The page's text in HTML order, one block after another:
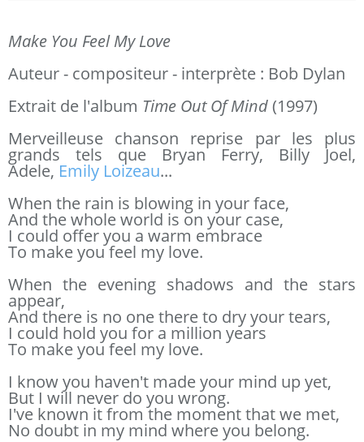
Make You Feel My Love
Auteur - compositeur - interprète : Bob Dylan
Extrait de l'album Time Out Of Mind(1997)
Merveilleuse chanson reprise par les plus
grands tels que Bryan Ferry, Billy Joel,
Adele, Emily Loizeau...
When the rain is blowing in your face,
And the whole world is on your case,
I could offer you a warm embrace
To make you feel my love.
When the evening shadows and the stars
appear,
And there is no one there to dry your tears,
I could hold you for a million years
To make you feel my love.
I know you haven't made your mind up yet,
But I will never do you wrong.
I've known it from the moment that we met,
No doubt in my mind where you belong.